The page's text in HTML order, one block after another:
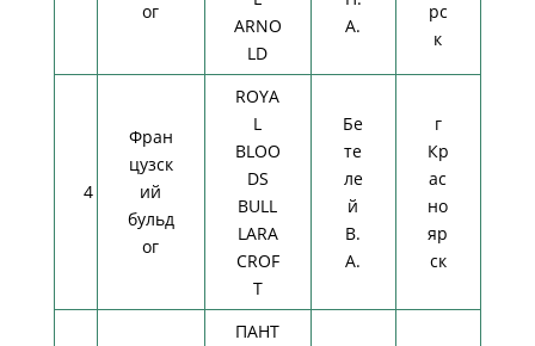
ог
ARNO
LD
А.
рс
к
4
Фран
цузск
ий
бульд
ог
ROYA
L
BLOO
DS
BULL
LARA
CROF
T
Бе
те
ле
й
В.
А.
г
Кр
ас
но
яр
ск
ПАНТ